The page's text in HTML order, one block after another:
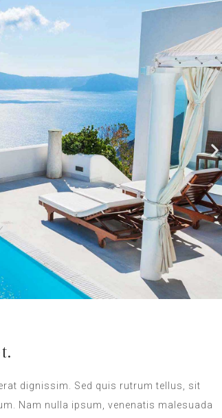
dignissim. Sed quis rutrum tellus, sit
Nam nulla ipsum, venenatis malesuada